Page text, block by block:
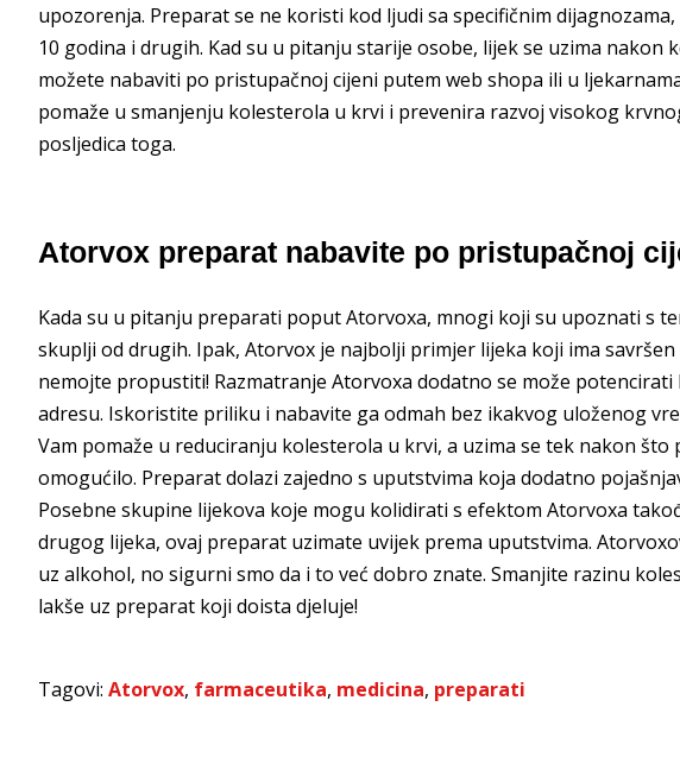
upozorenja. Preparat se ne koristi kod ljudi sa specifičnim
10 godina i drugih. Kad su u pitanju starije osobe, lijek se uzima nakon
možete nabaviti po pristupačnoj cijeni putem web shopa ili u
pomaže u smanjenju kolesterola u krvi i prevenira razvoj visokog
posljedica toga.
Atorvox preparat nabavite po pristupačnoj
Kada su u pitanju preparati poput Atorvoxa, mnogi koji su upoznati s
skuplji od drugih. Ipak, Atorvox je najbolji primjer lijeka koji ima
nemojte propustiti! Razmatranje Atorvoxa dodatno se može potencirati
adresu. Iskoristite priliku i nabavite ga odmah bez ikakvog uloženog
Vam pomaže u reduciranju kolesterola u krvi, a uzima se tek nakon
omogućilo. Preparat dolazi zajedno s uputstvima koja dodatno
Posebne skupine lijekova koje mogu kolidirati s efektom Atorvoxa
drugog lijeka, ovaj preparat uzimate uvijek prema uputstvima.
uz alkohol, no sigurni smo da i to već dobro znate. Smanjite razinu
lakše uz preparat koji doista djeluje!
Tagovi: Atorvox, farmaceutika, medicina, preparati